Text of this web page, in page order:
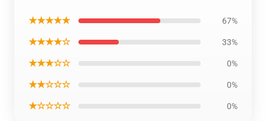
★★★★★ 67%
★★★★☆ 33%
★★★☆☆ 0%
★★☆☆☆ 0%
★☆☆☆☆ 0%